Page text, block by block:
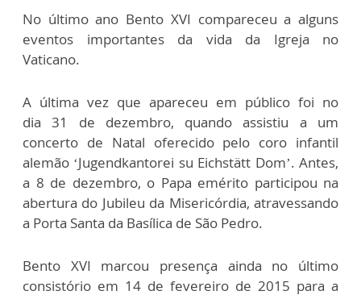
No último ano Bento XVI compareceu a alguns
eventos importantes da vida da Igreja no
Vaticano.
A última vez que apareceu em público foi no
dia 31 de dezembro, quando assistiu a um
concerto de Natal oferecido pelo coro infantil
alemão ‘Jugendkantorei su Eichstätt Dom’. Antes,
a 8 de dezembro, o Papa emérito participou na
abertura do Jubileu da Misericórdia, atravessando
a Porta Santa da Basílica de São Pedro.
Bento XVI marcou presença ainda no último
consistório em 14 de fevereiro de 2015 para a